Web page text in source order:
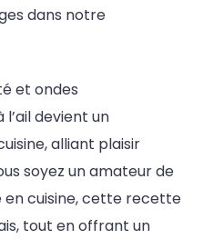
dans notre
et ondes
devient un
alliant plaisir
soyez un amateur de
en cuisine, cette recette
tout en offrant un